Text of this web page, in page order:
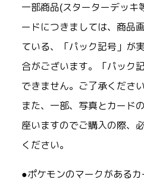
一部商品(スターターデッキ
ードにつきましては、商品
ている、「パック記号」が
合がございます。「パック
できません。ご了承ください
また、一部、写真とカード
座いますのでご購入の際、
ください。
●ポケモンのマークがあるカ